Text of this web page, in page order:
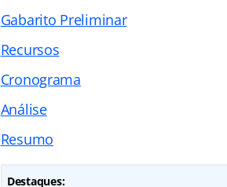
Gabarito Preliminar
Recursos
Cronograma
Análise
Resumo
Destaques: